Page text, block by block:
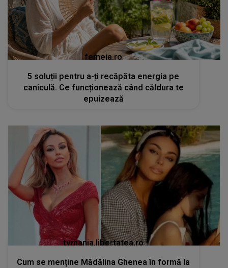
femeia.ro
5 soluții pentru a-ți recăpăta energia pe
caniculă. Ce funcționează când căldura te
epuizează
tvmania.libertatea.ro
Cum se menține Mădălina Ghenea în formă la